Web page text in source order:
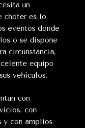
un
chófer es lo
eventos donde
o se dispone
circunstancia,
equipo
vehículos.
con
con
y con amplios